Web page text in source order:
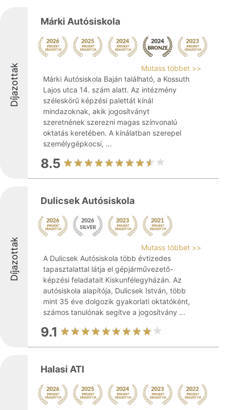
Díjazottak
Márki Autósiskola
Mutass többet >>
Márki Autósiskola Baján található, a Kossuth
Lajos utca 14. szám alatt. Az intézmény
széleskörű képzési palettát kínál
mindazoknak, akik jogosítványt
szeretnének szerezni magas színvonalú
oktatás keretében. A kínálatban szerepel
személygépkocsi, ...
8.5
Díjazottak
Dulicsek Autósiskola
Mutass többet >>
A Dulicsek Autósiskola több évtizedes
tapasztalattal látja el gépjárművezető-
képzési feladatait Kiskunfélegyházán. Az
autósiskola alapítója, Dulicsek István, több
mint 35 éve dolgozik gyakorlati oktatóként,
számos tanulónak segítve a jogosítvány ...
9.1
Halasi ATI